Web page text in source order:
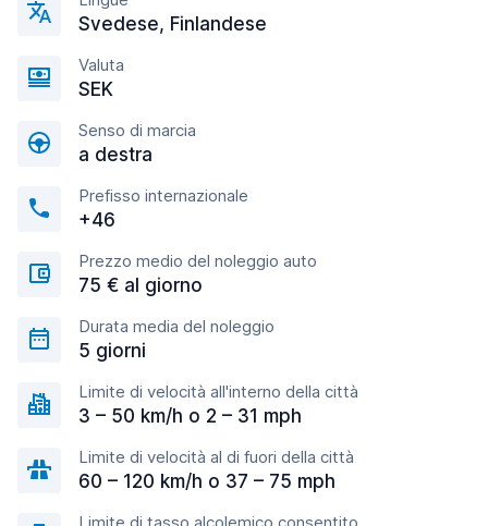
Svedese, Finlandese
Valuta
SEK
Senso di marcia
a destra
Prefisso internazionale
+46
Prezzo medio del noleggio auto
75 € al giorno
Durata media del noleggio
5 giorni
Limite di velocità all'interno della città
3 – 50 km/h o 2 – 31 mph
Limite di velocità al di fuori della città
60 – 120 km/h o 37 – 75 mph